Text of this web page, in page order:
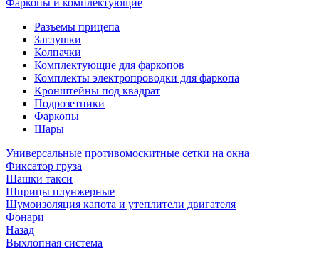
Фаркопы и комплектующие
Разъемы прицепа
Заглушки
Колпачки
Комплектующие для фаркопов
Комплекты электропроводки для фаркопа
Кронштейны под квадрат
Подрозетники
Фаркопы
Шары
Универсальные противомоскитные сетки на окна
Фиксатор груза
Шашки такси
Шприцы плунжерные
Шумоизоляция капота и утеплители двигателя
Фонари
Назад
Выхлопная система